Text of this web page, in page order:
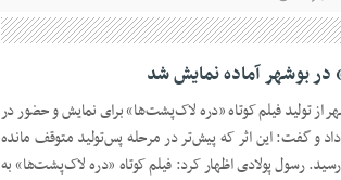
بوشهر آماده نمایش شد
از تولید فیلم کوتاه «دره لاک‌پشت‌ها» برای نمایش و حضور در
و گفت: این اثر که پیش‌تر در مرحله پس‌تولید متوقف مانده
رسول پولادی اظهار کرد: فیلم کوتاه «دره لاک‌پشت‌ها» به